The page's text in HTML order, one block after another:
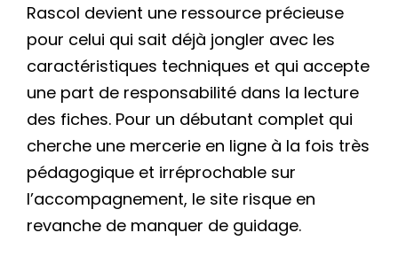
Rascol devient une ressource précieuse
pour celui qui sait déjà jongler avec les
caractéristiques techniques et qui accepte
une part de responsabilité dans la lecture
des fiches. Pour un débutant complet qui
cherche une mercerie en ligne à la fois très
pédagogique et irréprochable sur
l’accompagnement, le site risque en
revanche de manquer de guidage.